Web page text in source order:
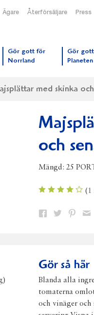
Ägare Återförsäljare Press
Gör gott för
Norrland
Gör
Planeten
med skinka
och
Mängd:25
(1
Dela Dela Dela
Gör så här
Blanda alla
tomaterna
och vinäger